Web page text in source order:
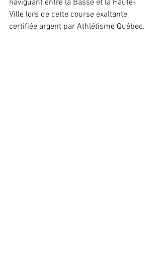
naviguant entre la Basse et la Haute-
Ville lors de cette course exaltante
certifiée argent par Athlétisme Québec.